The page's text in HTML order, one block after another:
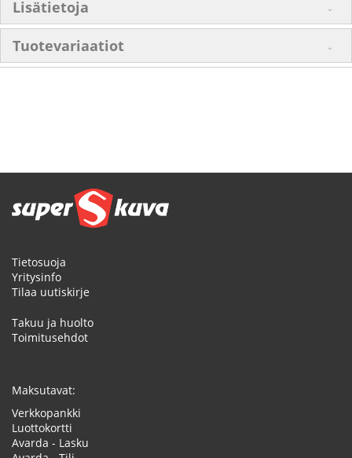
Lisätietoja
Tuotevariaatiot
Tietosuoja
Yritysinfo
Tilaa uutiskirje
Takuu ja huolto
Toimitusehdot
Maksutavat:
Verkkopankki
Luottokortti
Avarda - Lasku